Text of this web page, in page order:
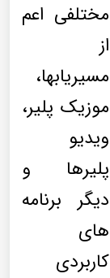
مختلفی اعم
از
مسیریابها،
موزیک پلیر،
ویدیو
پلیرها و
دیگر برنامه
های
کاربردی